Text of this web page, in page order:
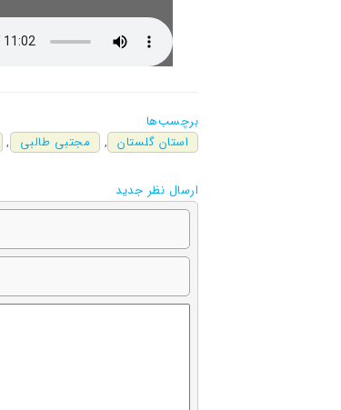
برچسب‌ها
استان گلستان , مجتبی طالبی ,
ارسال نظر جدید